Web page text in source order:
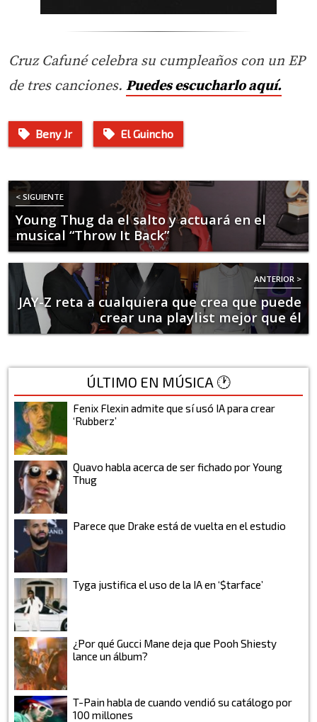
Cruz Cafuné celebra su cumpleaños con un EP
de tres canciones. Puedes escucharlo aquí.
Beny Jr El Guincho
< SIGUIENTE
Young Thug da el salto y actuará en el
musical “Throw It Back”
ANTERIOR >
JAY-Z reta a cualquiera que crea que puede
crear una playlist mejor que él
ÚLTIMO EN MÚSICA 🕐
Fenix Flexin admite que sí usó IA para crear
‘Rubberz’
Quavo habla acerca de ser fichado por Young
Thug
Parece que Drake está de vuelta en el estudio
Tyga justifica el uso de la IA en ‘$tarface’
¿Por qué Gucci Mane deja que Pooh Shiesty
lance un álbum?
T-Pain habla de cuando vendió su catálogo por
100 millones